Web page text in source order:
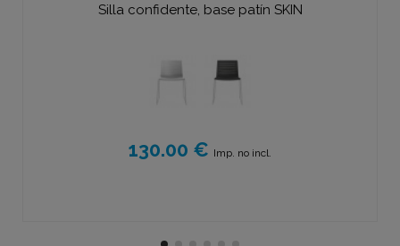
Silla confidente, base patín SKIN
130.00 € Imp. no incl.